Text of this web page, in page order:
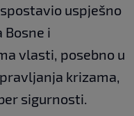
uspješno
i
vlasti, posebno u
krizama,
sigurnosti.